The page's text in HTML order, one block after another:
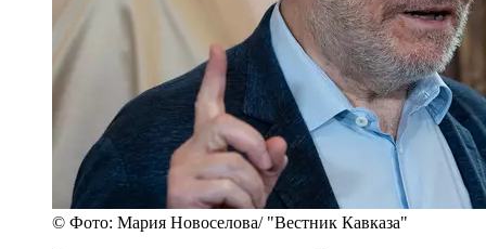
© Фото: Мария Новоселова/ "Вестник Кавказа"